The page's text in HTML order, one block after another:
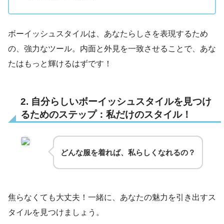
ボーイッシュスタイルは、あなたらしさを表現するため
の、強力なツール。内面と外見を一致させることで、あな
たはもっと輝けるはずです！
2. 自分らしいボーイッシュスタイルを見つけ
るためのステップ：私だけのスタイル！
どんな服を着れば、私らしくなれるの？
焦らなくても大丈夫！一緒に、あなたの魅力を引き出すス
タイルを見つけましょう。